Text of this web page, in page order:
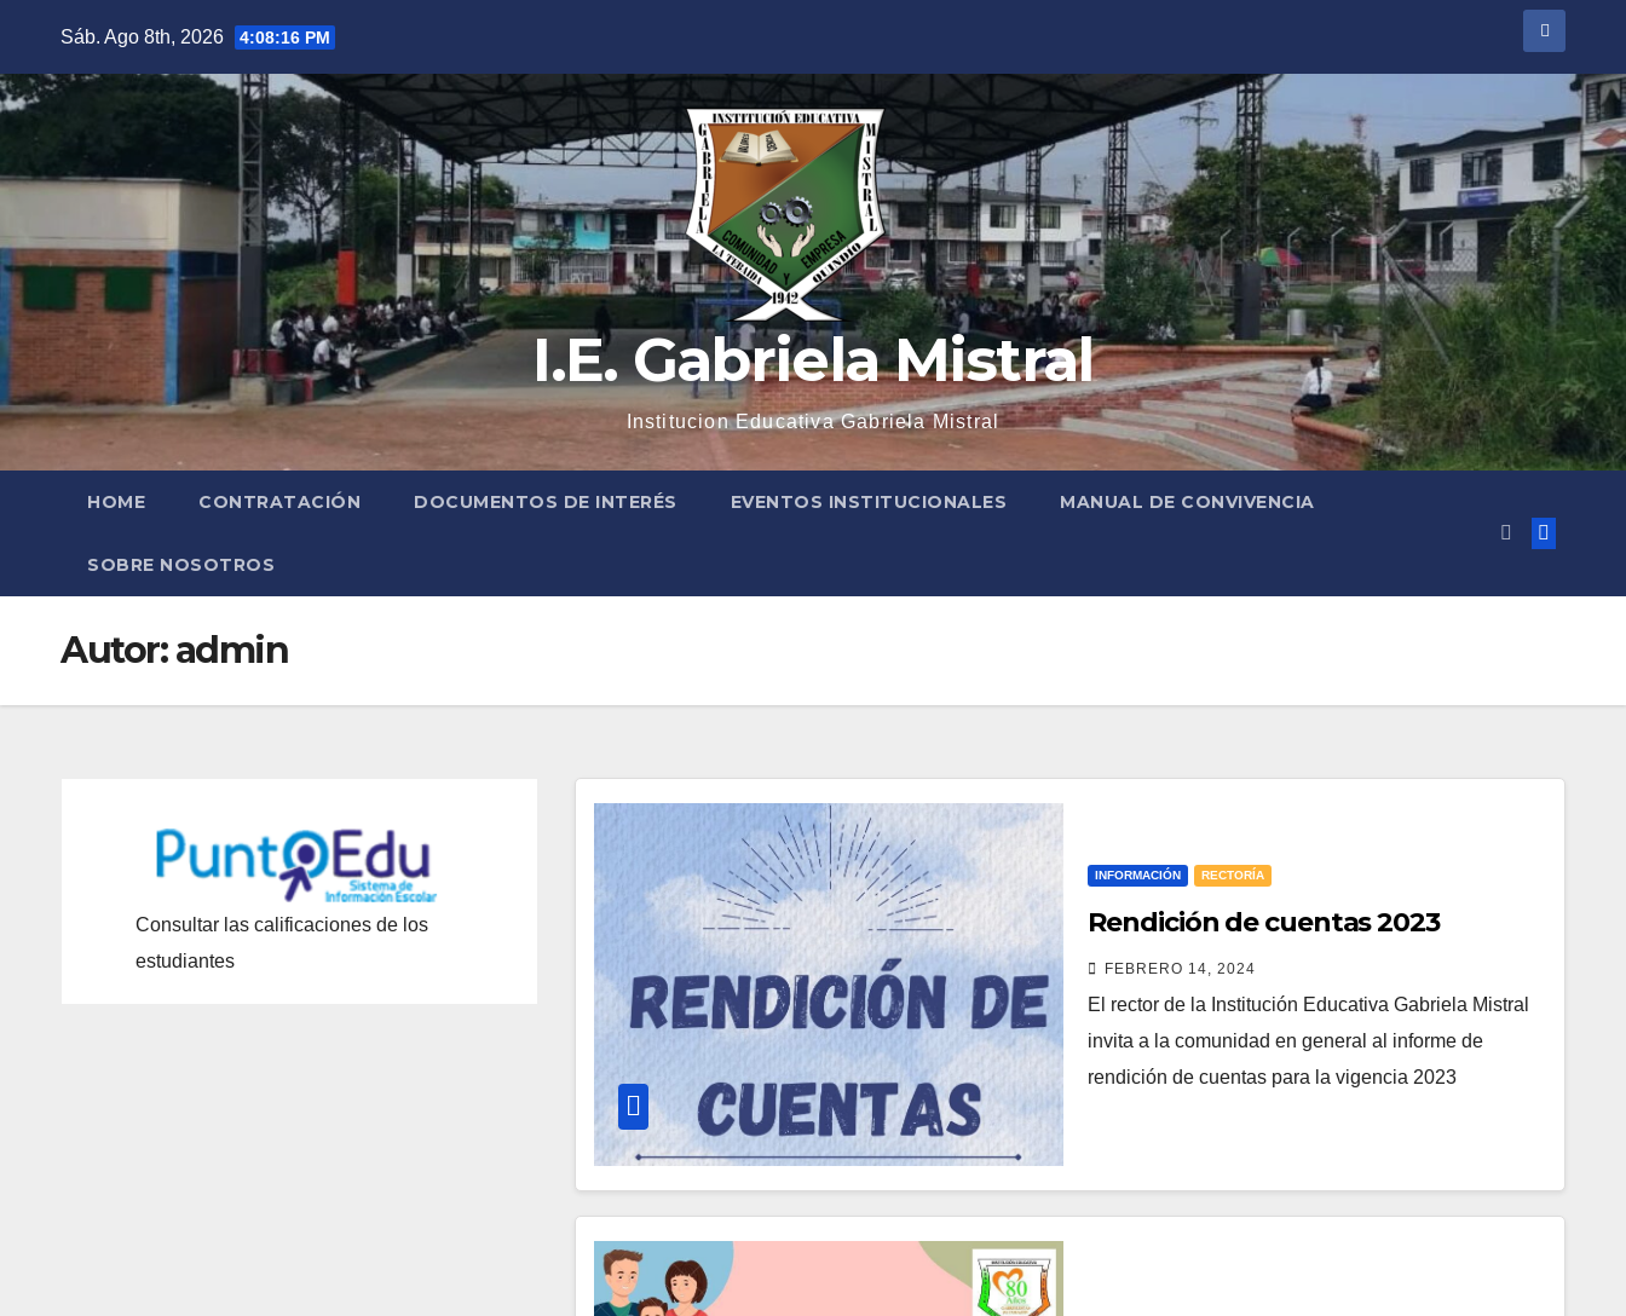
contenido
Sáb. Ago 8th, 2026 4:08:17 PM
I.E. Gabriela Mistral
Institucion Educativa Gabriela Mistral
HOME CONTRATACIÓN DOCUMENTOS DE INTERÉS EVENTOS INSTITUCIONALES MANUAL DE CONVIVENCIA
SOBRE NOSOTROS
Autor:admin
Consultar las calificaciones de los
estudiantes
INFORMACIÓN RECTORÍA
Rendición de cuentas 2023
FEBRERO 14, 2024
El rector de la Institución Educativa Gabriela Mistral
invita a la comunidad en general al informe de
rendición de cuentas para la vigencia 2023